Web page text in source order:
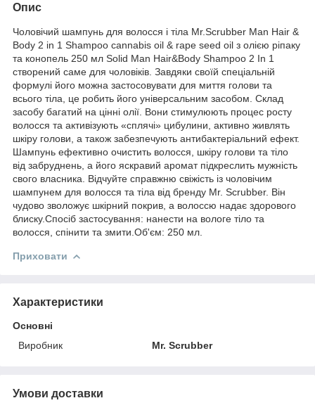
Опис
Чоловічий шампунь для волосся і тіла Mr.Scrubber Man Hair &
Body 2 in 1 Shampoo cannabis oil & rape seed oil з олією ріпаку
та конопель 250 мл Solid Man Hair&Body Shampoo 2 In 1
створений саме для чоловіків. Завдяки своїй спеціальній
формулі його можна застосовувати для миття голови та
всього тіла, це робить його універсальним засобом. Склад
засобу багатий на цінні олії. Вони стимулюють процес росту
волосся та активізують «сплячі» цибулини, активно живлять
шкіру голови, а також забезпечують антибактеріальний ефект.
Шампунь ефективно очистить волосся, шкіру голови та тіло
від забруднень, а його яскравий аромат підкреслить мужність
свого власника. Відчуйте справжню свіжість із чоловічим
шампунем для волосся та тіла від бренду Mr. Scrubber. Він
чудово зволожує шкірний покрив, а волоссю надає здорового
блиску.Спосіб застосування: нанести на вологе тіло та
волосся, спінити та змити.Об'єм: 250 мл.
Приховати
Характеристики
Основні
Виробник
Mr. Scrubber
Умови доставки